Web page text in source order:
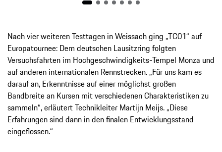
Nach vier weiteren Testtagen in Weissach ging „TC01“ auf
Europatournee: Dem deutschen Lausitzring folgten
Versuchsfahrten im Hochgeschwindigkeits-Tempel Monza und
auf anderen internationalen Rennstrecken. „Für uns kam es
darauf an, Erkenntnisse auf einer möglichst großen
Bandbreite an Kursen mit verschiedenen Charakteristiken zu
sammeln“, erläutert Technikleiter Martijn Meijs. „Diese
Erfahrungen sind dann in den finalen Entwicklungsstand
eingeflossen.“